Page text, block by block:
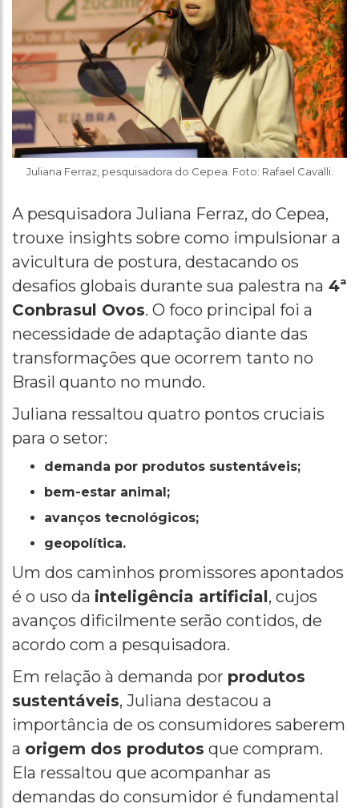
Juliana Ferraz, pesquisadora do Cepea. Foto: Rafael Cavalli.
A pesquisadora Juliana Ferraz, do Cepea,
trouxe insights sobre como impulsionar a
avicultura de postura, destacando os
desafios globais durante sua palestra na 4ª
Conbrasul Ovos. O foco principal foi a
necessidade de adaptação diante das
transformações que ocorrem tanto no
Brasil quanto no mundo.
Juliana ressaltou quatro pontos cruciais
para o setor:
demanda por produtos sustentáveis;
bem-estar animal;
avanços tecnológicos;
geopolítica.
Um dos caminhos promissores apontados
é o uso da inteligência artificial , cujos
avanços dificilmente serão contidos, de
acordo com a pesquisadora.
Em relação à demanda por produtos
sustentáveis, Juliana destacou a
importância de os consumidores saberem
a origem dos produtos que compram.
Ela ressaltou que acompanhar as
demandas do consumidor é fundamental